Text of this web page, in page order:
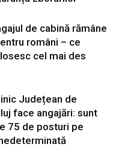
de cabină rămâne
români – ce
cel mai des
Județean de
face angajări: sunt
75 de posturi pe